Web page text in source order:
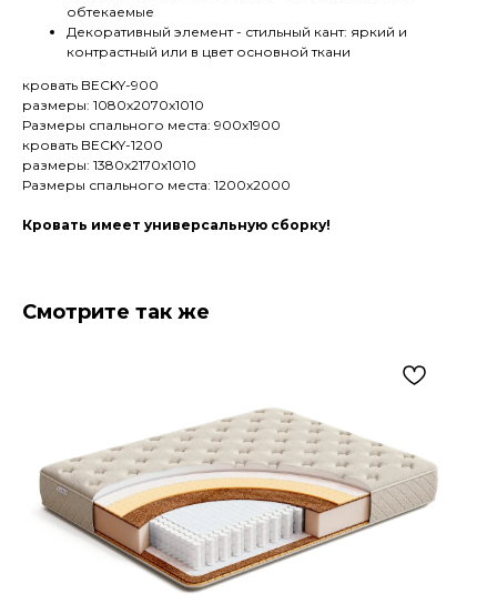
обтекаемые
Декоративный элемент - стильный кант: яркий и
контрастный или в цвет основной ткани
кровать BECKY-900
размеры: 1080х2070х1010
Размеры спального места: 900х1900
кровать BECKY-1200
размеры: 1380х2170х1010
Размеры спального места: 1200х2000
Кровать имеет универсальную сборку!
Смотрите так же